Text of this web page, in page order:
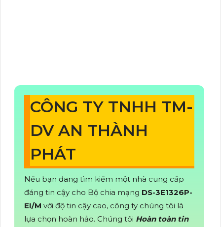
CÔNG TY TNHH TM-
DV AN THÀNH
PHÁT
Nếu bạn đang tìm kiếm một nhà cung cấp
đáng tin cậy cho Bộ chia mạng DS-3E1326P-
EI/M với độ tin cậy cao, công ty chúng tôi là
lựa chọn hoàn hảo. Chúng tôi Hoàn toàn tin